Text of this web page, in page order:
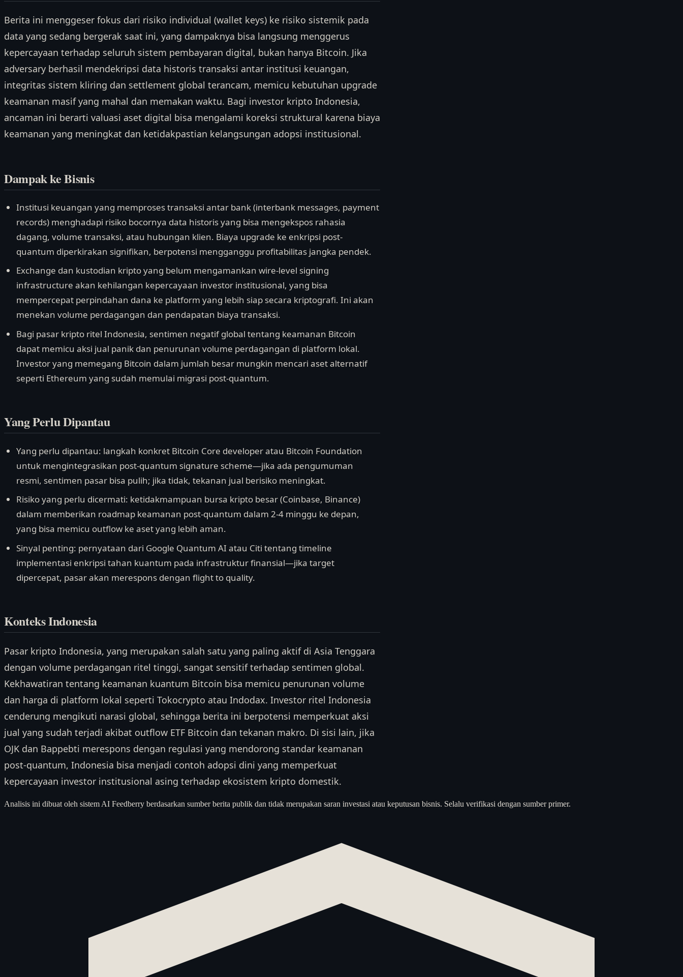
Berita ini menggeser fokus dari risiko individual (wallet keys) ke risiko sistemik pada
data yang sedang bergerak saat ini, yang dampaknya bisa langsung menggerus
kepercayaan terhadap seluruh sistem pembayaran digital, bukan hanya Bitcoin. Jika
adversary berhasil mendekripsi data historis transaksi antar institusi keuangan,
integritas sistem kliring dan settlement global terancam, memicu kebutuhan upgrade
keamanan masif yang mahal dan memakan waktu. Bagi investor kripto Indonesia,
ancaman ini berarti valuasi aset digital bisa mengalami koreksi struktural karena biaya
keamanan yang meningkat dan ketidakpastian kelangsungan adopsi institusional.
Dampak ke Bisnis
Institusi keuangan yang memproses transaksi antar bank (interbank messages, payment
records) menghadapi risiko bocornya data historis yang bisa mengekspos rahasia
dagang, volume transaksi, atau hubungan klien. Biaya upgrade ke enkripsi post-
quantum diperkirakan signifikan, berpotensi mengganggu profitabilitas jangka pendek.
Exchange dan kustodian kripto yang belum mengamankan wire-level signing
infrastructure akan kehilangan kepercayaan investor institusional, yang bisa
mempercepat perpindahan dana ke platform yang lebih siap secara kriptografi. Ini akan
menekan volume perdagangan dan pendapatan biaya transaksi.
Bagi pasar kripto ritel Indonesia, sentimen negatif global tentang keamanan Bitcoin
dapat memicu aksi jual panik dan penurunan volume perdagangan di platform lokal.
Investor yang memegang Bitcoin dalam jumlah besar mungkin mencari aset alternatif
seperti Ethereum yang sudah memulai migrasi post-quantum.
Yang Perlu Dipantau
Yang perlu dipantau: langkah konkret Bitcoin Core developer atau Bitcoin Foundation
untuk mengintegrasikan post-quantum signature scheme—jika ada pengumuman
resmi, sentimen pasar bisa pulih; jika tidak, tekanan jual berisiko meningkat.
Risiko yang perlu dicermati: ketidakmampuan bursa kripto besar (Coinbase, Binance)
dalam memberikan roadmap keamanan post-quantum dalam 2-4 minggu ke depan,
yang bisa memicu outflow ke aset yang lebih aman.
Sinyal penting: pernyataan dari Google Quantum AI atau Citi tentang timeline
implementasi enkripsi tahan kuantum pada infrastruktur finansial—jika target
dipercepat, pasar akan merespons dengan flight to quality.
Konteks Indonesia
Pasar kripto Indonesia, yang merupakan salah satu yang paling aktif di Asia Tenggara
dengan volume perdagangan ritel tinggi, sangat sensitif terhadap sentimen global.
Kekhawatiran tentang keamanan kuantum Bitcoin bisa memicu penurunan volume
dan harga di platform lokal seperti Tokocrypto atau Indodax. Investor ritel Indonesia
cenderung mengikuti narasi global, sehingga berita ini berpotensi memperkuat aksi
jual yang sudah terjadi akibat outflow ETF Bitcoin dan tekanan makro. Di sisi lain, jika
OJK dan Bappebti merespons dengan regulasi yang mendorong standar keamanan
post-quantum, Indonesia bisa menjadi contoh adopsi dini yang memperkuat
kepercayaan investor institusional asing terhadap ekosistem kripto domestik.
Analisis ini dibuat oleh sistem AI Feedberry berdasarkan sumber berita publik dan tidak merupakan saran investasi atau keputusan bisnis. Selalu verifikasi dengan sumber primer.